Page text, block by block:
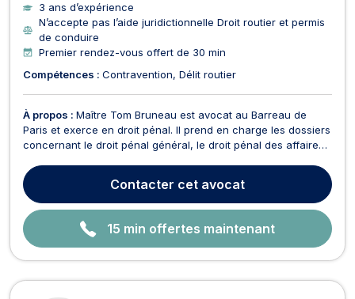
3 ans d’expérience
N’accepte pas l’aide juridictionnelle Droit routier et permis
de conduire
Premier rendez-vous offert de 30 min
Compétences : Contravention Délit routier
À propos : Maître Tom Bruneau est avocat au Barreau de
Paris et exerce en droit pénal. Il prend en charge les dossiers
concernant le droit pénal général, le droit pénal des affaires,
la peine. Il intervient dans ces domaines aussi bien en conseil
qu’en contentieux. À ce tit...
Contacter cet avocat
15 min offertes maintenant